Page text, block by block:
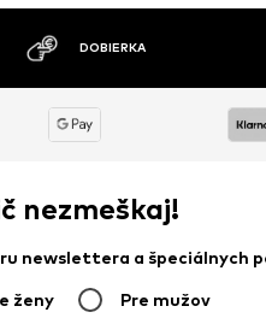
VRÁTENIA TOVARU DO 30 DNÍ
nezmeškaj!
newslettera a špeciálnych
ženy Pre mužov